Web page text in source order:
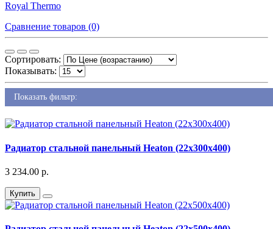
Royal Thermo
Сравнение товаров (0)
Сортировать:
Показывать:
Показать фильтр:
Радиатор стальной панельный Heaton (22х300х400)
3 234.00 р.
Купить